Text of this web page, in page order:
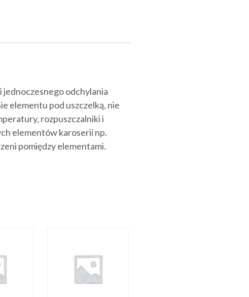
jednoczesnego odchylania
elementu pod uszczelką, nie
rozpuszczalniki i
elementów karoserii np.
pomiędzy elementami.